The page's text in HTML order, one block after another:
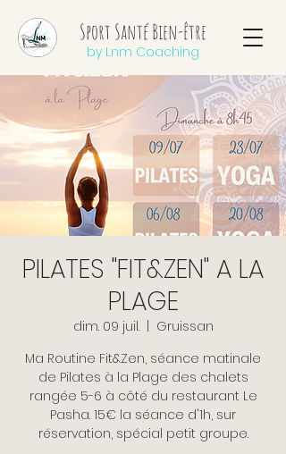
Sport Santé Bien-être
by Lnm Coaching
PILATES "FIT&ZEN" A LA
PLAGE
dim. 09 juil.
  |
Gruissan
Ma Routine Fit&Zen, séance matinale
de Pilates à la Plage des chalets
rangée 5-6 à côté du restaurant Le
Pasha. 15€ la séance d'1h, sur
réservation, spécial petit groupe.